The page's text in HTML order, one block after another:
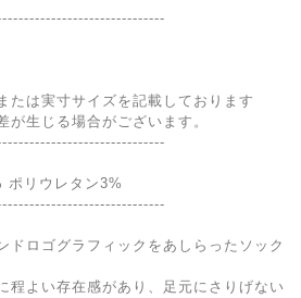
たは実寸サイズを記載しております
が生じる場合がございます。
ポリウレタン3%
ドロゴグラフィックをあしらったソック
程よい存在感があり、足元にさりげない